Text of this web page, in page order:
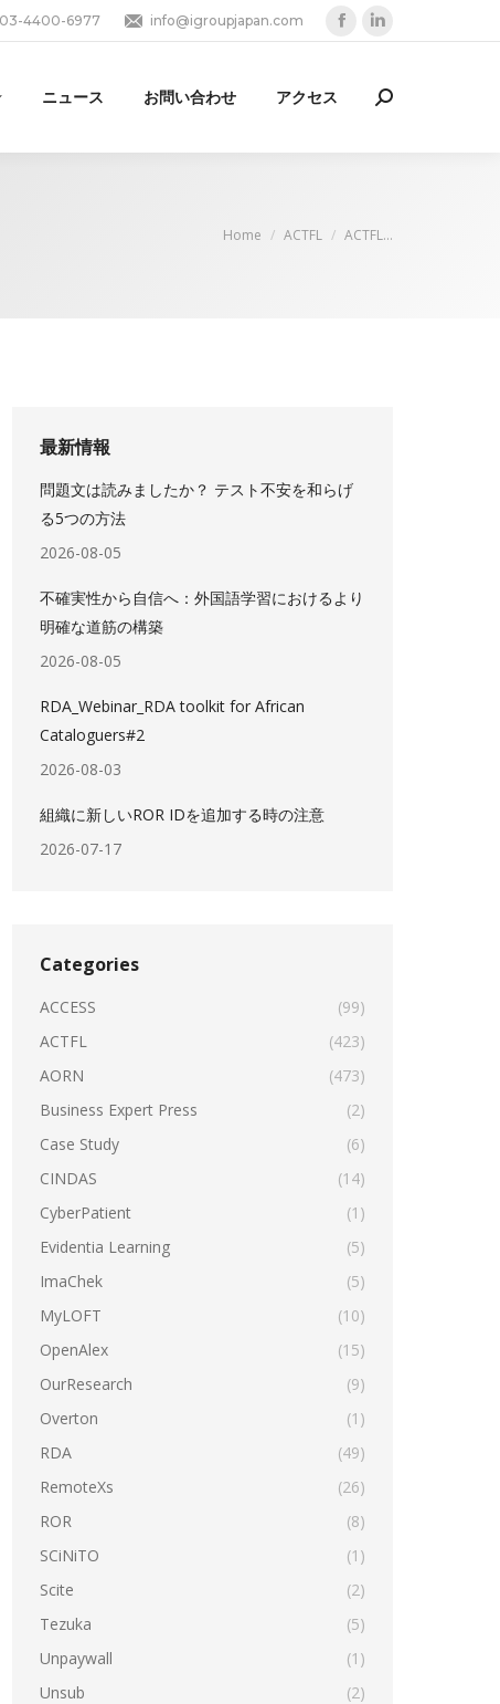
03-4400-6977 info@igroupjapan.com
opensopens
ニュース お問い合わせ アクセス Search:
You are here:
Home ACTFL ACTFL…
最新情報
問題文は読みましたか？ テスト不安を和らげ
る5つの方法
2026-08-05
不確実性から自信へ：外国語学習におけるより
明確な道筋の構築
2026-08-05
RDA_Webinar_RDA toolkit for African
Cataloguers#2
2026-08-03
組織に新しいROR IDを追加する時の注意
2026-07-17
Categories
ACCESS
(99)
ACTFL
(423)
AORN
(473)
Business Expert Press
(2)
Case Study
(6)
CINDAS
(14)
CyberPatient
(1)
Evidentia Learning
(5)
ImaChek
(5)
MyLOFT
(10)
OpenAlex
(15)
OurResearch
(9)
Overton
(1)
RDA
(49)
RemoteXs
(26)
ROR
(8)
SCiNiTO
(1)
Scite
(2)
Tezuka
(5)
Unpaywall
(1)
Unsub
(2)